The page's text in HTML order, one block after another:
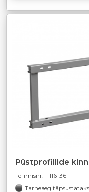
Püstprofiilide
Tellimisnr: 1-116-36
Tarneaeg